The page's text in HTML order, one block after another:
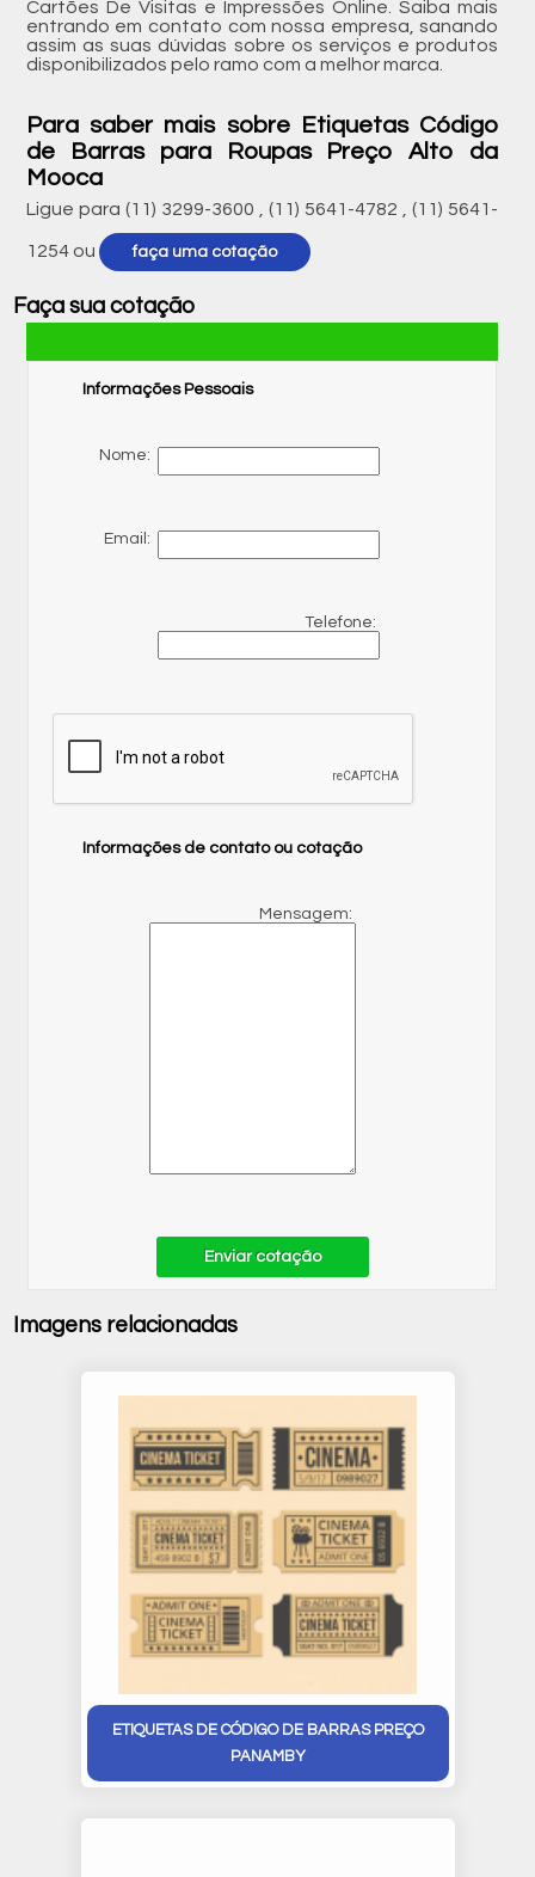
Cartões De Visitas e Impressões Online. Saiba mais
entrando em contato com nossa empresa, sanando
assim as suas dúvidas sobre os serviços e produtos
disponibilizados pelo ramo com a melhor marca.
Para saber mais sobre Etiquetas Código
de Barras para Roupas Preço Alto da
Mooca
Ligue para (11) 3299-3600 ,(11) 5641-4782 ,(11) 5641-
1254 ou faça uma cotação
Faça sua cotação
Informações Pessoais
Nome:
Email:
Telefone:
Informações de contato ou cotação
Mensagem:
Enviar cotação
Imagens relacionadas
ETIQUETAS DE CÓDIGO DE BARRAS PREÇO
PANAMBY